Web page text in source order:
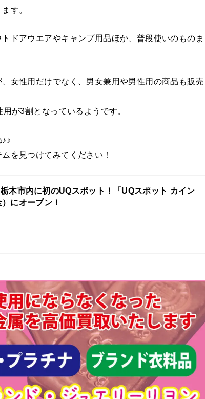
す。
ドアウエアやキャンプ用品ほか、普段使いのものま
女性用だけでなく、男女兼用や男性用の商品も販売
が3割となっているようです。
を見つけてみてください！
木市内に初のUQスポット！「UQスポット カイン
にオープン！